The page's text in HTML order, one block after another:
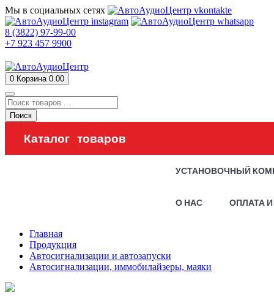
Мы в социальных сетях
8 (3822) 97-99-00
+7 923 457 9900
0 Корзина 0.00
Поиск
Каталог товаров
УСТАНОВОЧНЫЙ
О НАС ОПЛАТА
Главная
Продукция
Автосигнализации и автозапуски
Автосигнализации, иммобилайзеры, маяки